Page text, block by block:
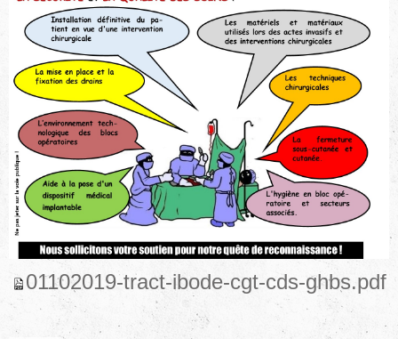
01102019-tract-ibode-cgt-cds-ghbs.pdf